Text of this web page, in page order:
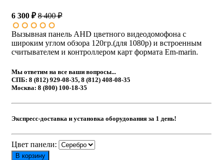
6 300 ₽ 8 400 ₽
Вызывная панель AHD цветного видеодомофона с
широким углом обзора 120гр.(для 1080p) и встроенным
считывателем и контроллером карт формата Em-marin.
Мы ответим на все ваши вопросы...
СПБ: 8 (812) 929-08-35, 8 (812) 408-08-35
Москва: 8 (800) 100-18-35
Экспресс-доставка и установка оборудования за 1 день!
Цвет панели: